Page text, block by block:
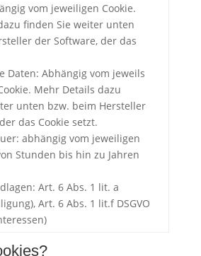
vom jeweiligen Cookie.
finden Sie weiter unten
der Software, der das
Daten: Abhängig vom jeweils
Mehr Details dazu
unten bzw. beim Hersteller
das Cookie setzt.
abhängig vom jeweiligen
Stunden bis hin zu Jahren
Art. 6 Abs. 1 lit. a
Art. 6 Abs. 1 lit.f DSGVO